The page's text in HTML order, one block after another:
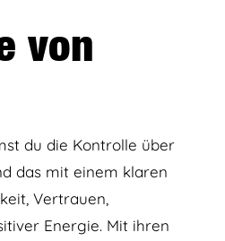
von
du die Kontrolle über
das mit einem klaren
Vertrauen,
Energie. Mit ihren